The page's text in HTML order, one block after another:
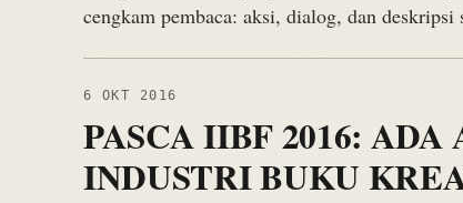
cengkam pembaca: aksi, dialog, dan deskripsi
6 OKT 2016
PASCA IIBF 2016: ADA
INDUSTRI BUKU